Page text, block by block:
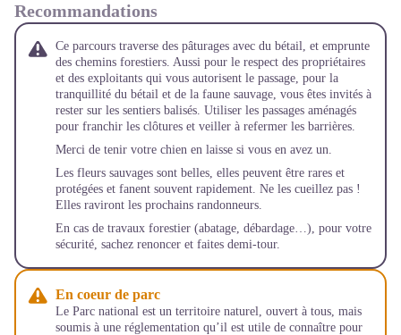
Recommandations
Ce parcours traverse des pâturages avec du bétail, et emprunte
des chemins forestiers. Aussi pour le respect des propriétaires
et des exploitants qui vous autorisent le passage, pour la
tranquillité du bétail et de la faune sauvage, vous êtes invités à
rester sur les sentiers balisés. Utiliser les passages aménagés
pour franchir les clôtures et veiller à refermer les barrières.
Merci de tenir votre chien en laisse si vous en avez un.
Les fleurs sauvages sont belles, elles peuvent être rares et
protégées et fanent souvent rapidement. Ne les cueillez pas !
Elles raviront les prochains randonneurs.
En cas de travaux forestier (abatage, débardage…), pour votre
sécurité, sachez renoncer et faites demi-tour.
En coeur de parc
Le Parc national est un territoire naturel, ouvert à tous, mais
soumis à une réglementation qu’il est utile de connaître pour